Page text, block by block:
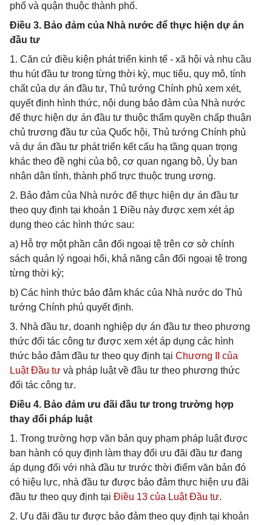
phố và quận thuộc thành phố.
Điều 3. Bảo đảm của Nhà nước để thực hiện dự án
đầu tư
1. Căn cứ điều kiện phát triển kinh tế - xã hội và nhu cầu
thu hút đầu tư trong từng thời kỳ, mục tiêu, quy mô, tính
chất của dự án đầu tư, Thủ tướng Chính phủ xem xét,
quyết định hình thức, nội dung bảo đảm của Nhà nước
để thực hiện dự án đầu tư thuộc thẩm quyền chấp thuận
chủ trương đầu tư của Quốc hội, Thủ tướng Chính phủ
và dự án đầu tư phát triển kết cấu hạ tầng quan trọng
khác theo đề nghị của bộ, cơ quan ngang bộ, Ủy ban
nhân dân tỉnh, thành phố trực thuộc trung ương.
2. Bảo đảm của Nhà nước để thực hiện dự án đầu tư
theo quy định tại khoản 1 Điều này được xem xét áp
dụng theo các hình thức sau:
a) Hỗ trợ một phần cân đối ngoại tệ trên cơ sở chính
sách quản lý ngoại hối, khả năng cân đối ngoại tệ trong
từng thời kỳ;
b) Các hình thức bảo đảm khác của Nhà nước do Thủ
tướng Chính phủ quyết định.
3. Nhà đầu tư, doanh nghiệp dự án đầu tư theo phương
thức đối tác công tư được xem xét áp dụng các hình
thức bảo đảm đầu tư theo quy định tại Chương II của
Luật Đầu tư và pháp luật về đầu tư theo phương thức
đối tác công tư.
Điều 4. Bảo đảm ưu đãi đầu tư trong trường hợp
thay đổi pháp luật
1. Trong trường hợp văn bản quy phạm pháp luật được
ban hành có quy định làm thay đổi ưu đãi đầu tư đang
áp dụng đối với nhà đầu tư trước thời điểm văn bản đó
có hiệu lực, nhà đầu tư được bảo đảm thực hiện ưu đãi
đầu tư theo quy định tại Điều 13 của Luật Đầu tư.
2. Ưu đãi đầu tư được bảo đảm theo quy định tại khoản